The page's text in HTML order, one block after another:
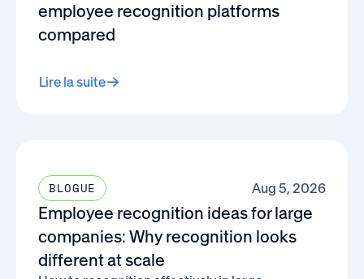
employee recognition platforms
compared
Lire la suite
BLOGUE Aug 5, 2026
Employee recognition ideas for large
companies: Why recognition looks
different at scale